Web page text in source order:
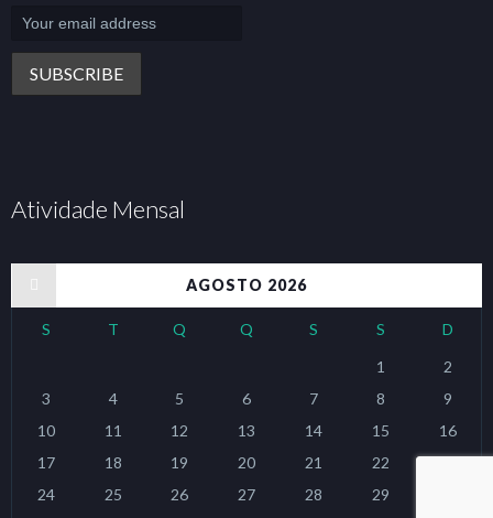
Atividade Mensal
AGOSTO 2026
S T Q Q S S D
1
2
3
4 5 6 7 8
9
10
11 12 13 14 15
16
17
18 19 20 21 22
23
24
25 26 27 28 29